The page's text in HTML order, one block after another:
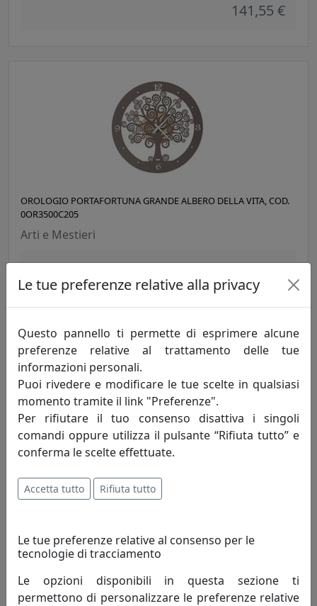
141,55 €
OROLOGIO PORTAFORTUNA GRANDE ALBERO DELLA VITA, COD.
0OR3500C205
Arti e Mestieri
OROLOGIO DA PARETE A CHIASMO KING, COD. 0OR3310C135
Arti e Mestieri
Le tue preferenze relative alla privacy
Questo pannello ti permette di esprimere alcune
preferenze relative al trattamento delle tue
informazioni personali.
Puoi rivedere e modificare le tue scelte in qualsiasi
momento tramite il link "Preferenze".
Per rifiutare il tuo consenso disattiva i singoli
comandi oppure utilizza il pulsante “Rifiuta tutto” e
conferma le scelte effettuate.
Accetta tutto Rifiuta tutto
Le tue preferenze relative al consenso per le
tecnologie di tracciamento
Le opzioni disponibili in questa sezione ti
permettono di personalizzare le preferenze relative